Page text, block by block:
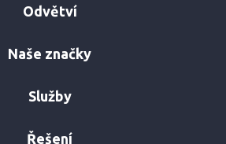
Odvětví
Naše značky
Služby
Řešení